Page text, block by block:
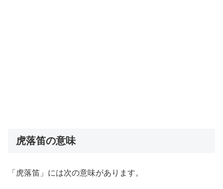
虎落笛の意味
「虎落笛」には次の意味があります。